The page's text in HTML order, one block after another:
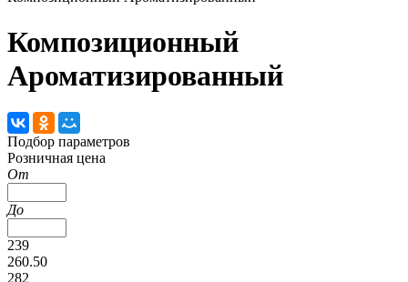
Композиционный
Ароматизированный
Подбор параметров
Розничная цена
От
До
239
260.50
282